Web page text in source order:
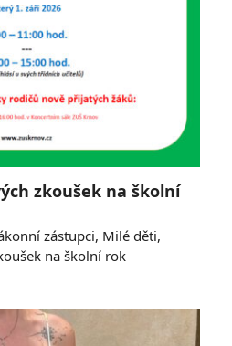
zkoušek na školní
zástupci, Milé děti,
na školní rok